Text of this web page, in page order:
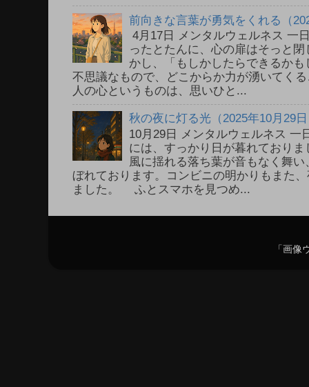
前向きな言葉が勇気をくれる（
4月17日 メンタルウェルネス
ったとたんに、心の扉はそっと
かし、「もしかしたらできるか
不思議なもので、どこからか力が湧いて
人の心というものは、思いひと...
秋の夜に灯る光（2025年10月29
10月29日 メンタルウェルネス
には、すっかり日が暮れており
風に揺れる落ち葉が音もなく舞
ぼれております。コンビニの明かりもまた
ました。 ふとスマホを見つめ...
「画